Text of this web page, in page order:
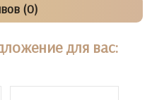
(0)
для вас: